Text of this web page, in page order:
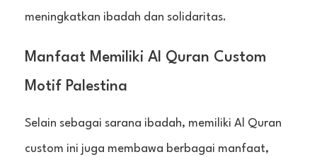
meningkatkan ibadah dan solidaritas.
Manfaat Memiliki Al Quran Custom
Motif Palestina
Selain sebagai sarana ibadah, memiliki Al Quran
custom ini juga membawa berbagai manfaat,